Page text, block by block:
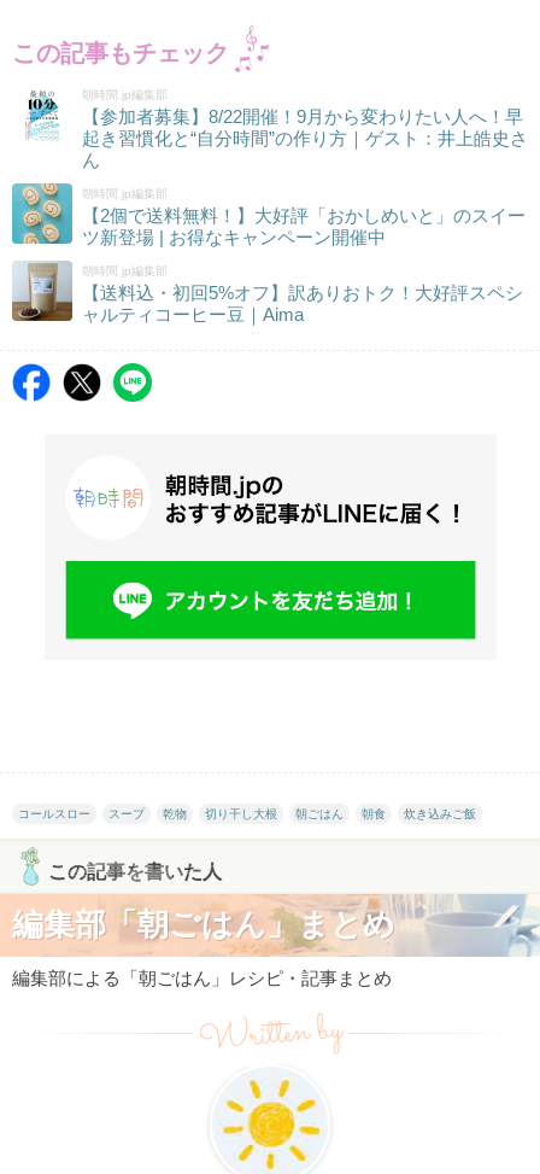
この記事もチェック
朝時間.jp編集部
【参加者募集】8/22開催！9月から変わりたい人へ！早
起き習慣化と“自分時間”の作り方｜ゲスト：井上皓史さ
ん
朝時間.jp編集部
【2個で送料無料！】大好評「おかしめいと」のスイー
ツ新登場 | お得なキャンペーン開催中
朝時間.jp編集部
【送料込・初回5%オフ】訳ありおトク！大好評スペシ
ャルティコーヒー豆｜Aima
コールスロー スープ 乾物 切り干し大根 朝ごはん 朝食 炊き込みご飯
この記事を書いた人
編集部「朝ごはん」まとめ
編集部による「朝ごはん」レシピ・記事まとめ
Written by